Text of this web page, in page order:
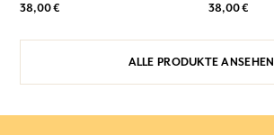
38,00 € 38,00 €
ALLE PRODUKTE ANSEHEN